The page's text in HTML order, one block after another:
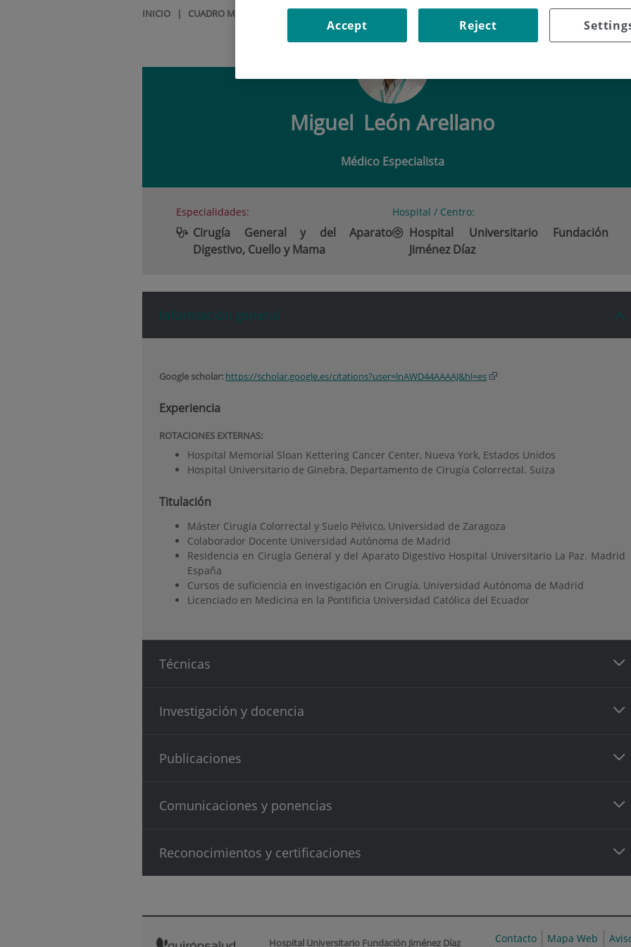
INICIO | CUADRO MÉDICO MIGUEL LEÓN ARELLANO
Miguel León Arellano
Médico Especialista
Especialidades:
Cirugía General y del Aparato
Digestivo, Cuello y Mama
Hospital / Centro:
Hospital Universitario Fundación
Jiménez Díaz
Información general
Google scholar: https://scholar.google.es/citations?user=lnAWD44AAAAJ&hl=es
Experiencia
ROTACIONES EXTERNAS:
Hospital Memorial Sloan Kettering Cancer Center, Nueva York, Estados Unidos
Hospital Universitario de Ginebra, Departamento de Cirugía Colorrectal. Suiza
Titulación
Máster Cirugía Colorrectal y Suelo Pélvico, Universidad de Zaragoza
Colaborador Docente Universidad Autónoma de Madrid
Residencia en Cirugía General y del Aparato Digestivo Hospital Universitario La Paz. Madrid
España
Cursos de suficiencia en investigación en Cirugía, Universidad Autónoma de Madrid
Licenciado en Medicina en la Pontificia Universidad Católica del Ecuador
Técnicas
Investigación y docencia
Publicaciones
Comunicaciones y ponencias
Reconocimientos y certificaciones
Hospital Universitario Fundación Jiménez Díaz Contacto Mapa Web
Reject
Accept